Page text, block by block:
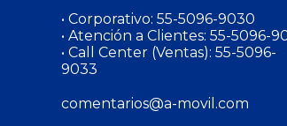
• Corporativo: 55-5096-9030
• Atención a Clientes: 55-5096-
• Call Center (Ventas): 55-5096-
9033
comentarios@a-movil.com